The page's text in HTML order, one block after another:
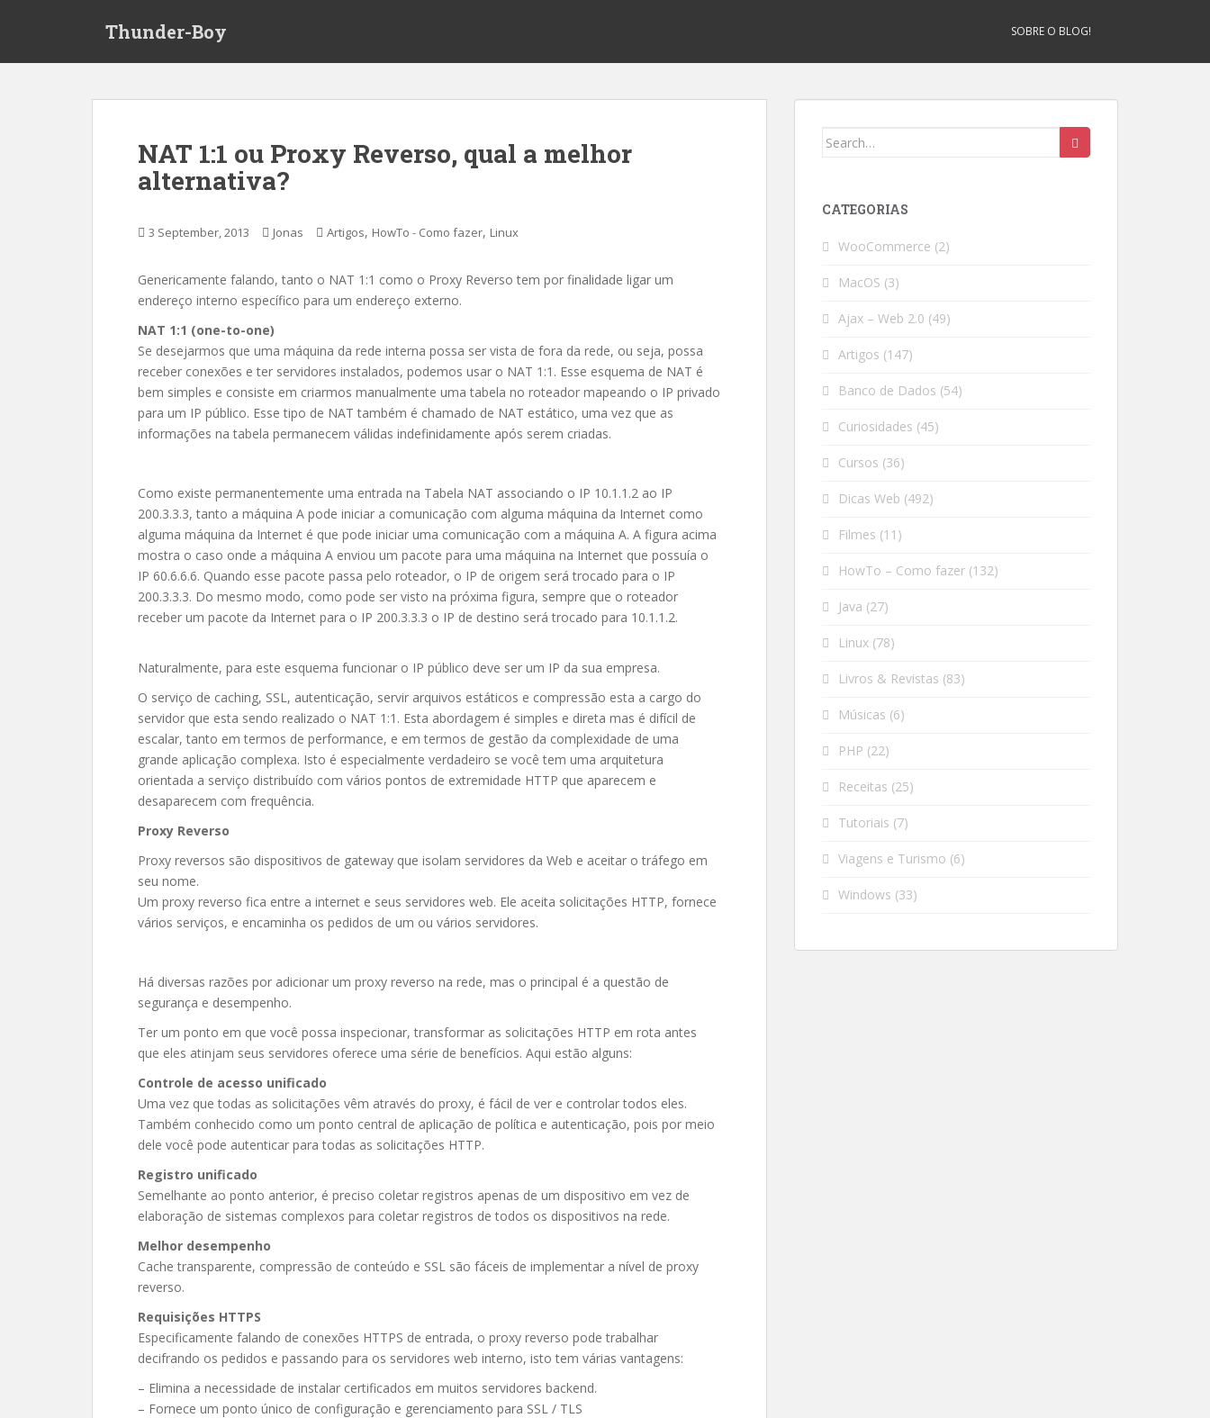
Thunder-Boy SOBRE O BLOG!
NAT 1:1 ou Proxy Reverso, qual a melhor
alternativa?
3 September, 2013 Jonas Artigos, HowTo - Como fazer, Linux
Genericamente falando, tanto o NAT 1:1 como o Proxy Reverso tem por finalidade ligar um
endereço interno específico para um endereço externo.
NAT 1:1 (one-to-one)
Se desejarmos que uma máquina da rede interna possa ser vista de fora da rede, ou seja, possa
receber conexões e ter servidores instalados, podemos usar o NAT 1:1. Esse esquema de NAT é
bem simples e consiste em criarmos manualmente uma tabela no roteador mapeando o IP privado
para um IP público. Esse tipo de NAT também é chamado de NAT estático, uma vez que as
informações na tabela permanecem válidas indefinidamente após serem criadas.
Como existe permanentemente uma entrada na Tabela NAT associando o IP 10.1.1.2 ao IP
200.3.3.3, tanto a máquina A pode iniciar a comunicação com alguma máquina da Internet como
alguma máquina da Internet é que pode iniciar uma comunicação com a máquina A. A figura acima
mostra o caso onde a máquina A enviou um pacote para uma máquina na Internet que possuía o
IP 60.6.6.6. Quando esse pacote passa pelo roteador, o IP de origem será trocado para o IP
200.3.3.3. Do mesmo modo, como pode ser visto na próxima figura, sempre que o roteador
receber um pacote da Internet para o IP 200.3.3.3 o IP de destino será trocado para 10.1.1.2.
Naturalmente, para este esquema funcionar o IP público deve ser um IP da sua empresa.
O serviço de caching, SSL, autenticação, servir arquivos estáticos e compressão esta a cargo do
servidor que esta sendo realizado o NAT 1:1. Esta abordagem é simples e direta mas é difícil de
escalar, tanto em termos de performance, e em termos de gestão da complexidade de uma
grande aplicação complexa. Isto é especialmente verdadeiro se você tem uma arquitetura
orientada a serviço distribuído com vários pontos de extremidade HTTP que aparecem e
desaparecem com frequência.
Proxy Reverso
Proxy reversos são dispositivos de gateway que isolam servidores da Web e aceitar o tráfego em
seu nome.
Um proxy reverso fica entre a internet e seus servidores web. Ele aceita solicitações HTTP, fornece
vários serviços, e encaminha os pedidos de um ou vários servidores.
Há diversas razões por adicionar um proxy reverso na rede, mas o principal é a questão de
segurança e desempenho.
Ter um ponto em que você possa inspecionar, transformar as solicitações HTTP em rota antes
que eles atinjam seus servidores oferece uma série de benefícios. Aqui estão alguns:
Controle de acesso unificado
Uma vez que todas as solicitações vêm através do proxy, é fácil de ver e controlar todos eles.
Também conhecido como um ponto central de aplicação de política e autenticação, pois por meio
dele você pode autenticar para todas as solicitações HTTP.
Registro unificado
Semelhante ao ponto anterior, é preciso coletar registros apenas de um dispositivo em vez de
elaboração de sistemas complexos para coletar registros de todos os dispositivos na rede.
Melhor desempenho
Cache transparente, compressão de conteúdo e SSL são fáceis de implementar a nível de proxy
reverso.
Requisições HTTPS
Especificamente falando de conexões HTTPS de entrada, o proxy reverso pode trabalhar
decifrando os pedidos e passando para os servidores web interno, isto tem várias vantagens:
– Elimina a necessidade de instalar certificados em muitos servidores backend.
– Fornece um ponto único de configuração e gerenciamento para SSL / TLS
Search
CATEGORIAS
WooCommerce (2)
MacOS (3)
Ajax – Web 2.0 (49)
Artigos (147)
Banco de Dados (54)
Curiosidades (45)
Cursos (36)
Dicas Web (492)
Filmes (11)
HowTo – Como fazer (132)
Java (27)
Linux (78)
Livros & Revistas (83)
Músicas (6)
PHP (22)
Receitas (25)
Tutoriais (7)
Viagens e Turismo (6)
Windows (33)